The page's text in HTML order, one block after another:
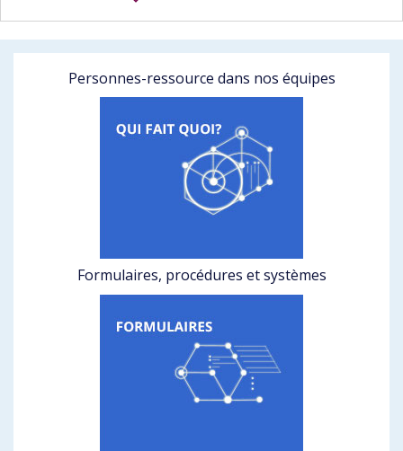
Personnes-ressource dans nos équipes
Formulaires, procédures et systèmes